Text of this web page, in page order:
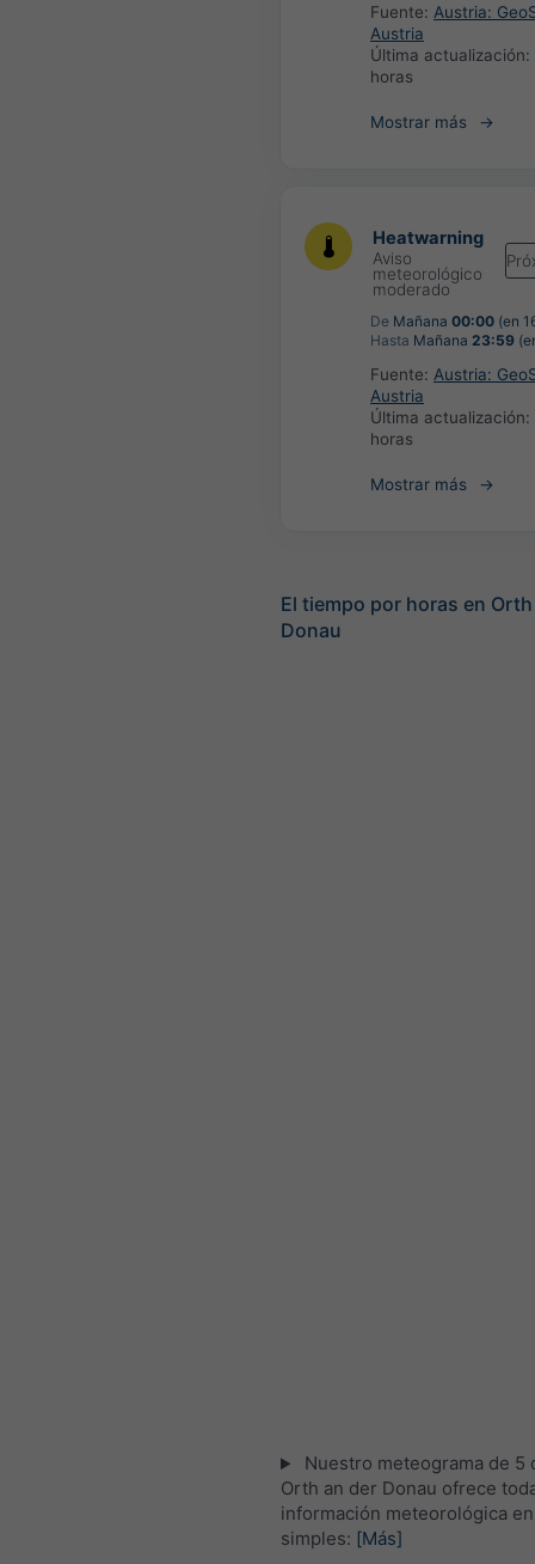
Fuente: Austria:
Austria
Última actualización:
horas
Mostrar más
Heatwarning
Aviso
meteorológico
moderado
De Mañana 00:00 (en
Hasta Mañana 23:59
Fuente: Austria:
Austria
Última actualización:
horas
Mostrar más
El tiempo por horas en
Donau
Nuestro meteograma de 5
Orth an der Donau ofrece
información meteorológica
simples: [Más]